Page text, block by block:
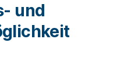
und